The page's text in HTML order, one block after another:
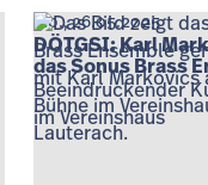
Mo., 26.05.2025
DÖTGSI: Karl
das Sonus Brass
Beeindruckender
im Vereinshaus